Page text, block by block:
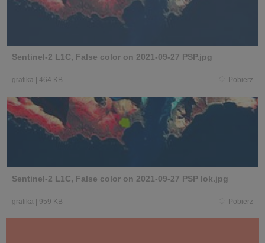
Sentinel-2 L1C, False color on 2021-09-27 PSP.jpg
grafika | 464 KB Pobierz
Sentinel-2 L1C, False color on 2021-09-27 PSP lok.jpg
grafika | 959 KB Pobierz